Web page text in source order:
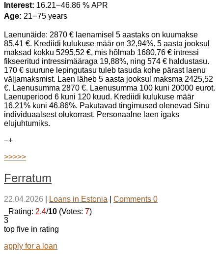
Interest: 16.21౼46.86 % APR
Age: 21౼75 years
Laenunäide: 2870 € laenamisel 5 aastaks on kuumakse
85,41 €. Krediidi kulukuse määr on 32,94%. 5 aasta jooksul
maksad kokku 5295,52 €, mis hõlmab 1680,76 € intressi
fikseeritud intressimääraga 19,88%, ning 574 € haldustasu.
170 € suurune lepingutasu tuleb tasuda kohe pärast laenu
väljamaksmist. Laen läheb 5 aasta jooksul maksma 2425,52
€. Laenusumma 2870 €. Laenusumma 100 kuni 20000 eurot.
Laenuperiood 6 kuni 120 kuud. Krediidi kulukuse määr
16.21% kuni 46.86%. Pakutavad tingimused olenevad Sinu
individuaalsest olukorrast. Personaalne laen igaks
elujuhtumiks.
−+
>>>>>
Ferratum
22.04.2026 Loans in Estonia
Comments 0
_Rating: 2.4/10 (Votes: 7)
3
top five in rating
apply for a loan